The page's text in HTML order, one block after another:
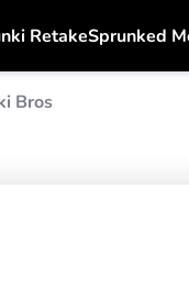
RetakeSprunked
Bros